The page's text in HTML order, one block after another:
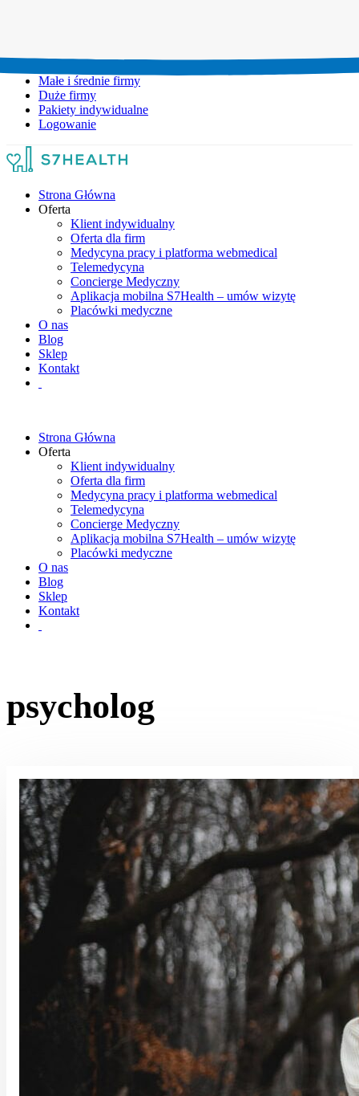
Małe i średnie firmy
Duże firmy
Pakiety indywidualne
Logowanie
Strona Główna
Oferta
Klient indywidualny
Oferta dla firm
Medycyna pracy i platforma webmedical
Telemedycyna
Concierge Medyczny
Aplikacja mobilna S7Health – umów wizytę
Placówki medyczne
O nas
Blog
Sklep
Kontakt
Strona Główna
Oferta
Klient indywidualny
Oferta dla firm
Medycyna pracy i platforma webmedical
Telemedycyna
Concierge Medyczny
Aplikacja mobilna S7Health – umów wizytę
Placówki medyczne
O nas
Blog
Sklep
Kontakt
psycholog